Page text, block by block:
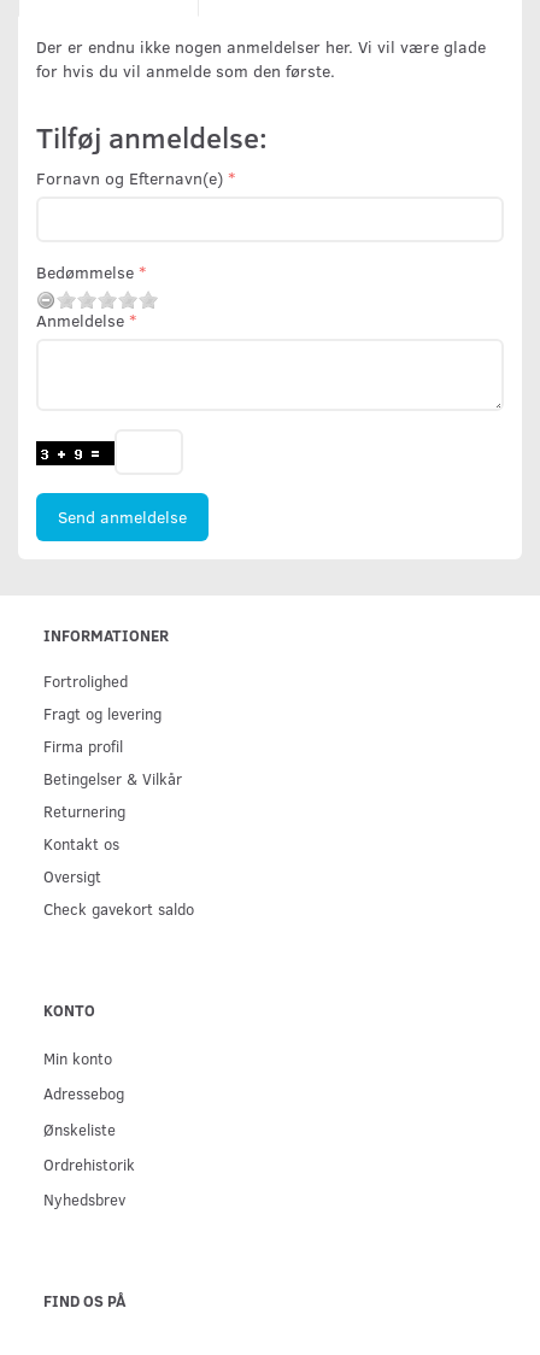
Der er endnu ikke nogen anmeldelser her. Vi vil være glade
for hvis du vil anmelde som den første.
Tilføj anmeldelse:
Fornavn og Efternavn(e)
Bedømmelse
Anmeldelse
Send anmeldelse
INFORMATIONER
Fortrolighed
Fragt og levering
Firma profil
Betingelser & Vilkår
Returnering
Kontakt os
Oversigt
Check gavekort saldo
KONTO
Min konto
Adressebog
Ønskeliste
Ordrehistorik
Nyhedsbrev
FIND OS PÅ